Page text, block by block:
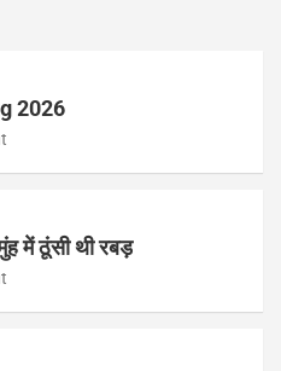
2026
में ठूंसी थी रबड़